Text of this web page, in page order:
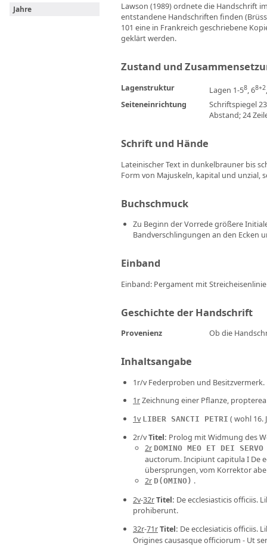
Jahre
Lawson (1989) ordnete die Handschrift
entstandene Handschriften finden
101 eine in Frankreich geschriebene
geklärt werden.
Zustand und
Lagenstruktur Lagen 1-58, 68+2
Seiteneinrichtung
Schriftspiegel
Abstand; 24
Schrift und Hände
Lateinischer Text in dunkelbrauner bis
Form von Majuskeln, kapital und unzial,
Buchschmuck
Zu Beginn der Vorrede größere
Bandverschlingungen an den Ecken
Einband
Einband: Pergament mit
Geschichte der Handschrift
Provenienz Ob die
Inhaltsangabe
1r/v Federproben und Besitzvermerk.
1rZeichnung einer Pflanze,
1v LIBER SANCTI PETRI ( wohl 16.
2r/vTitel: Prolog mit Widmung des
2r DOMINO MEO ET DEI
auctorum. Incipiunt capitula I De
übersprungen, vom Korrektor
2r D(OMINO) .
2v-32rTitel: De ecclesiasticis officiis.
prohiberunt.
32r-71rTitel: De ecclesiaticis officiis.
Origines causasque officiorum - Ut